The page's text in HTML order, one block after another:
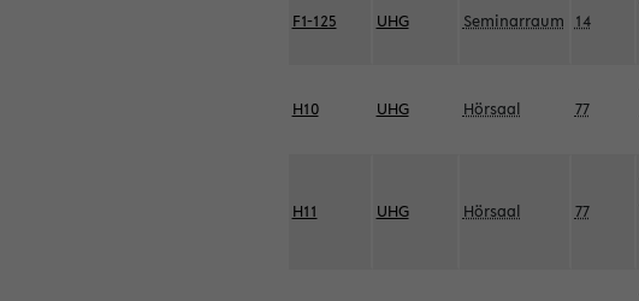
F1-125 UHG Seminarraum 14
H10 UHG Hörsaal 77
H11 UHG Hörsaal 77